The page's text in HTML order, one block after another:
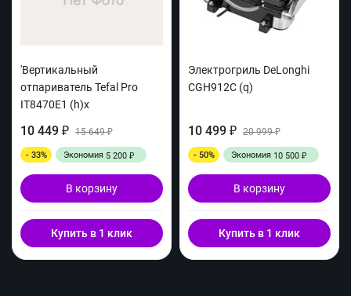
'Вертикальный
отпариватель Tefal Pro
IT8470E1 (h)x
10 449 ₽ 15 649₽
- 33% Экономия 5 200 ₽
В корзину
Купить в 1 клик
Электрогриль DeLonghi
CGH912C (q)
10 499 ₽ 20 999₽
- 50% Экономия 10 500 ₽
В корзину
Купить в 1 клик